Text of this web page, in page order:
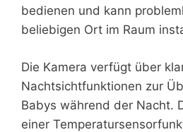
bedienen und kann
beliebigen Ort im Raum
Die Kamera verfügt über
Nachtsichtfunktionen zur
Babys während der Nacht.
einer